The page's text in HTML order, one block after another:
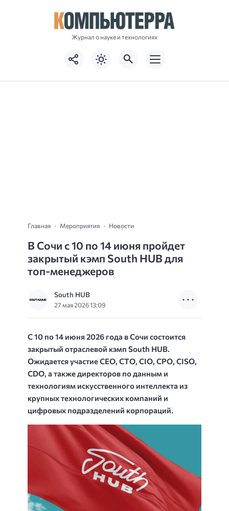
Журнал о науке и технологиях
Главная Мероприятия Новости
В Сочи с 10 по 14 июня пройдет
закрытый кэмп South HUB для
топ-менеджеров
South HUB
27 мая 2026 13:09
С 10 по 14 июня 2026 года в Сочи состоится
закрытый отраслевой кэмп South HUB.
Ожидается участие CEO, CTO, CIO, CPO, CISO,
CDO, а также директоров по данным и
технологиям искусственного интеллекта из
крупных технологических компаний и
цифровых подразделений корпораций.